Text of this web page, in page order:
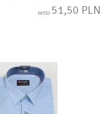
netto 51,50 PLN